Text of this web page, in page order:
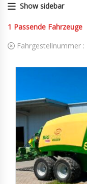
Show sidebar
1 Passende Fahrzeuge
Fahrgestellnummer :